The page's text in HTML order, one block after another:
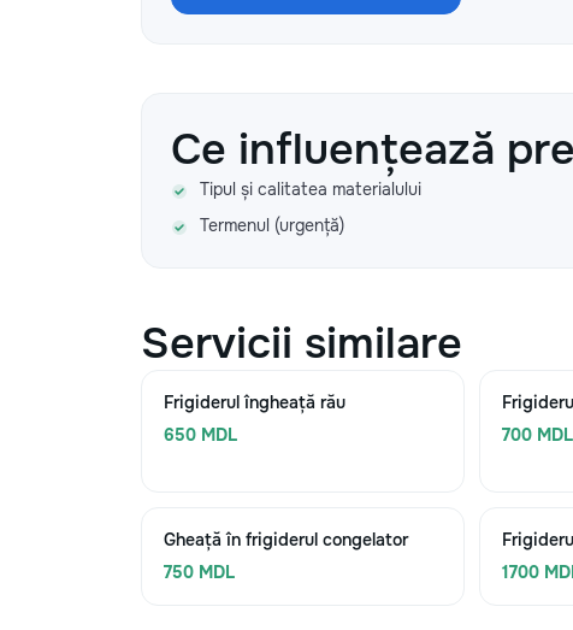
Ce influențează
Tipul și calitatea materialului
Termenul (urgență)
Servicii similare
Frigiderul îngheață rău
650 MDL
700 MDL
Gheață în frigiderul congelator
750 MDL
1700